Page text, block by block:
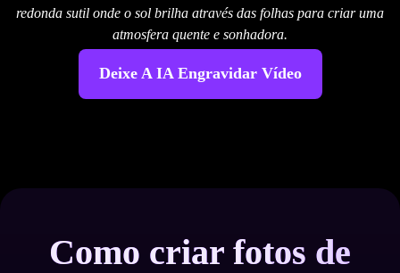
redonda sutil onde o sol brilha através das folhas para criar uma
atmosfera quente e sonhadora.
Deixe A IA Engravidar Vídeo
Como criar fotos de